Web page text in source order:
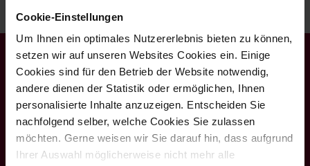
Cookie-Einstellungen
Um Ihnen ein optimales Nutzererlebnis bieten zu können,
setzen wir auf unseren Websites Cookies ein. Einige
Cookies sind für den Betrieb der Website notwendig,
andere dienen der Statistik oder ermöglichen, Ihnen
personalisierte Inhalte anzuzeigen. Entscheiden Sie
nachfolgend selber, welche Cookies Sie zulassen
möchten. Gerne weisen wir Sie darauf hin, dass aufgrund
Ihrer Auswahl möglicherweise nicht mehr alle
Hubers Landhendl
GmbH